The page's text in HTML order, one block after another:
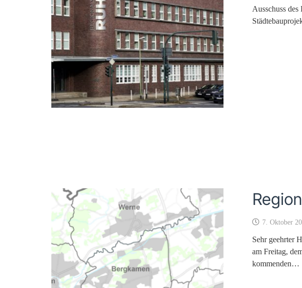
Ausschuss
7. Oktober
Sehr geehrter
am Freitag,
kommenden…